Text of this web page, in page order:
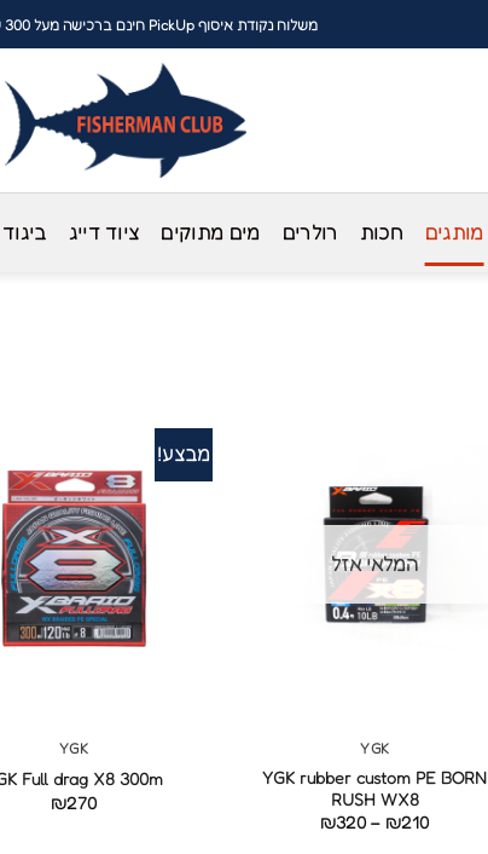
משלוח נקודת איסוף PickUp חינם ברכישה מעל 300 ש"ח באתר
מותגים חכות רולרים מים מתוקים ציוד דייג
המלאי אזל
YGK
YGK rubber custom PE BORN
RUSH WX8
₪210
–
₪320
טווח
מבצע!
YGK
Full drag X8 300m
₪270